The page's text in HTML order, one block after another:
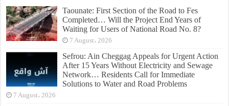
Taounate: First Section of the Road to Fes
Completed… Will the Project End Years of
Waiting for Users of National Road No. 8?
7 August، 2026
Sefrou: Ain Cheggag Appeals for Urgent Action
After 15 Years Without Electricity and Sewage
Network… Residents Call for Immediate
Solutions to Water and Road Problems
7 August، 2026